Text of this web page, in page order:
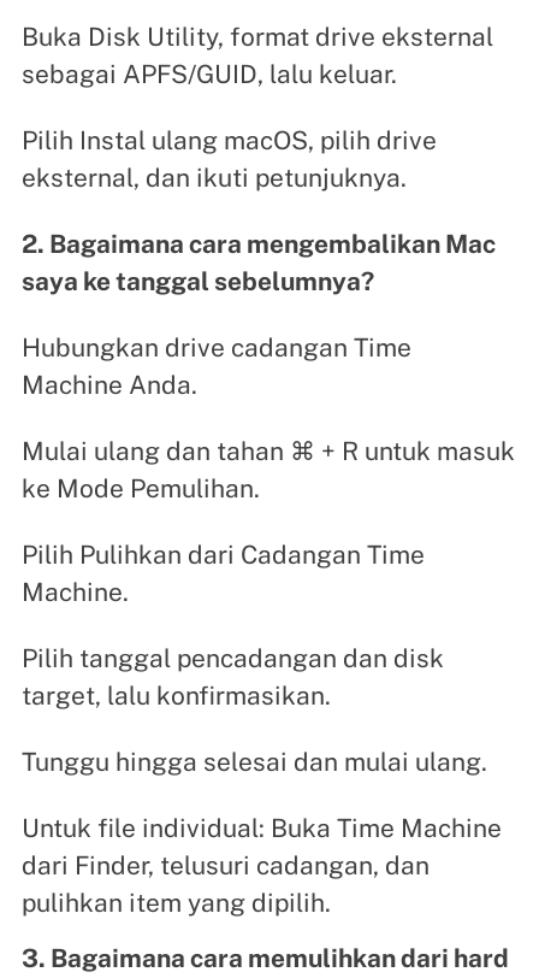
Buka Disk Utility, format drive eksternal
sebagai APFS/GUID, lalu keluar.
Pilih Instal ulang macOS, pilih drive
eksternal, dan ikuti petunjuknya.
2. Bagaimana cara mengembalikan Mac
saya ke tanggal sebelumnya?
Hubungkan drive cadangan Time
Machine Anda.
Mulai ulang dan tahan ⌘ + R untuk masuk
ke Mode Pemulihan.
Pilih Pulihkan dari Cadangan Time
Machine.
Pilih tanggal pencadangan dan disk
target, lalu konfirmasikan.
Tunggu hingga selesai dan mulai ulang.
Untuk file individual: Buka Time Machine
dari Finder, telusuri cadangan, dan
pulihkan item yang dipilih.
3. Bagaimana cara memulihkan dari hard